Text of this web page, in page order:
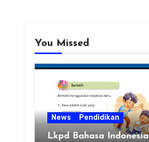
You Missed
News Pendidikan
Lkpd Bahasa Indonesia